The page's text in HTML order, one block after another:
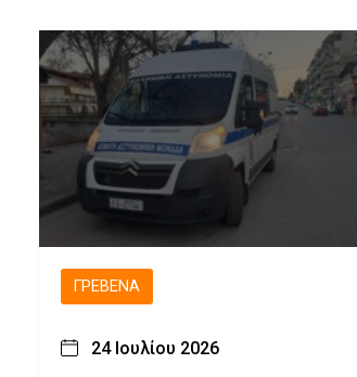
ΓΡΕΒΕΝΆ
24 Ιουλίου 2026